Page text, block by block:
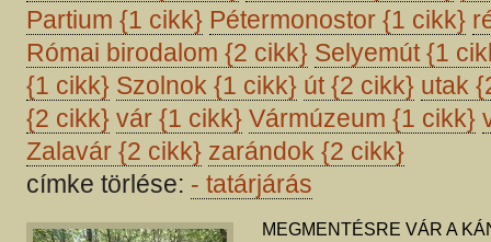
Partium {1 cikk} Pétermonostor {1 cikk}
Római birodalom {2 cikk} Selyemút{1
{1 cikk} Szolnok {1 cikk} út{2 cikk} utak
{2 cikk} vár {1 cikk} Vármúzeum {1 cikk}
Zalavár {2 cikk} zarándok {2 cikk}
címke törlése: - tatárjárás
MEGMENTÉSRE VÁR A